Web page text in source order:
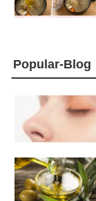
Popular-Blog